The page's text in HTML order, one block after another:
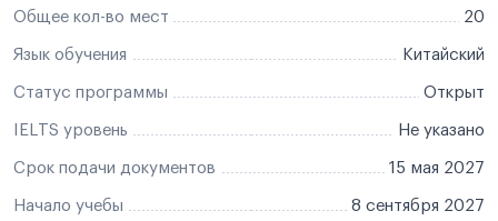
Общее кол-во мест 20
Язык обучения Китайский
Статус программы Открыт
IELTS уровень Не указано
Срок подачи документов 15 мая 2027
Начало учебы 8 сентября 2027